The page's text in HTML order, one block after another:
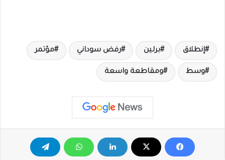
إنطلاق برلين رفض سوداني مؤتمر
وسط ومقاطعة واسعة